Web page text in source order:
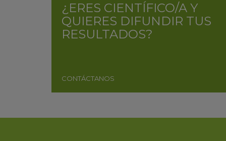
¿ERES CIENTÍFICO/A Y
QUIERES DIFUNDIR TUS
RESULTADOS?
CONTÁCTANOS